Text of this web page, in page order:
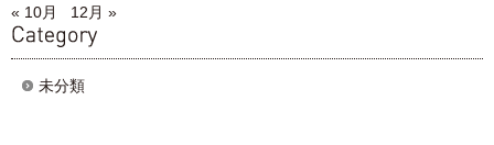
« 10月 12月 »
未分類